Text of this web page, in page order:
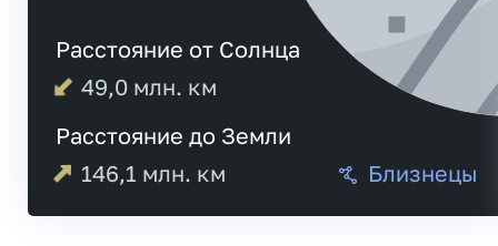
Расстояние от Солнца
49,0 млн. км
Расстояние до Земли
146,1 млн. км Близнецы